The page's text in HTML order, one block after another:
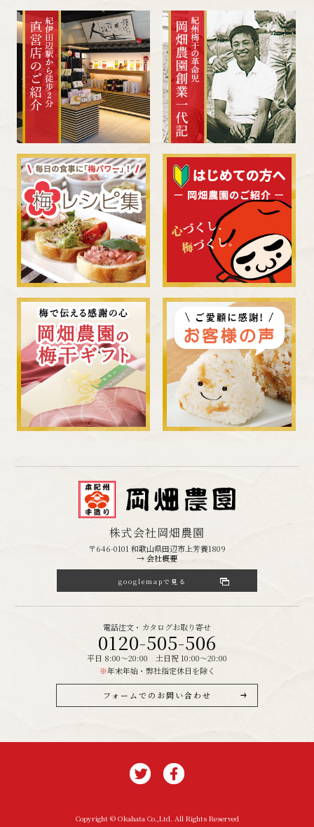
株式会社岡畑農園
〒646-0101 和歌山県田辺市上芳養1809
→ 会社概要
googlemapで見る
電話注文・カタログお取り寄せ
0120-505-506
平日 8:00～20:00 土日祝 10:00～20:00
※年末年始・弊社指定休日を除く
フォームでのお問い合わせ
Copyright © Okahata Co.,Ltd. All Rights Reserved